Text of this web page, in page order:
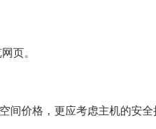
页。
价格，更应考虑主机的安全